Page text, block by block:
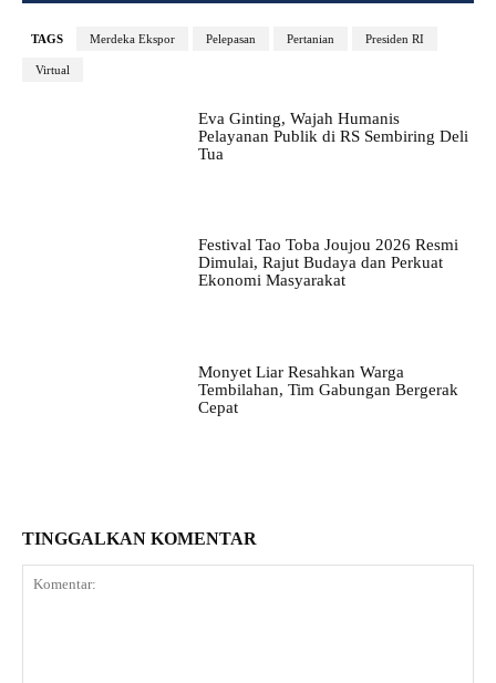
TAGS Merdeka Ekspor Pelepasan Pertanian Presiden RI
Virtual
Eva Ginting, Wajah Humanis
Pelayanan Publik di RS Sembiring Deli
Tua
Festival Tao Toba Joujou 2026 Resmi
Dimulai, Rajut Budaya dan Perkuat
Ekonomi Masyarakat
Monyet Liar Resahkan Warga
Tembilahan, Tim Gabungan Bergerak
Cepat
TINGGALKAN KOMENTAR